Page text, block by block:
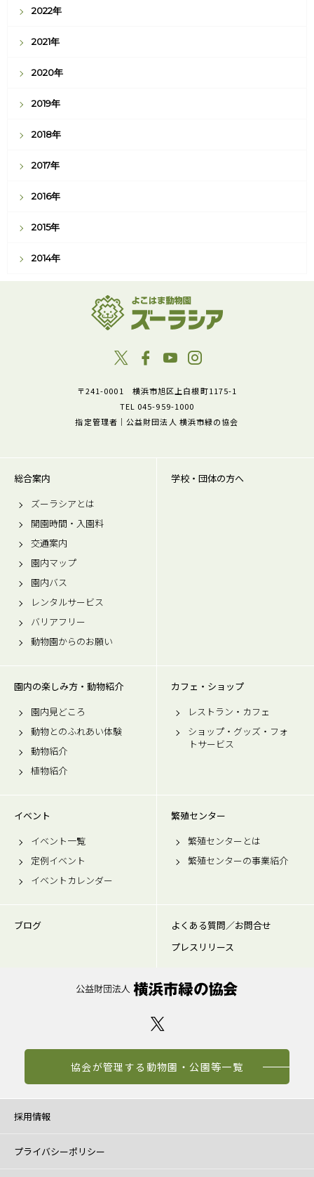
2022年
2021年
2020年
2019年
2018年
2017年
2016年
2015年
2014年
〒241-0001 横浜市旭区上白根町1175-1
TEL 045-959-1000
指定管理者｜公益財団法人 横浜市緑の協会
総合案内
ズーラシアとは
開園時間・入園料
交通案内
園内マップ
園内バス
レンタルサービス
バリアフリー
動物園からのお願い
学校・団体の方へ
園内の楽しみ方・動物紹介
園内見どころ
動物とのふれあい体験
動物紹介
植物紹介
カフェ・ショップ
レストラン・カフェ
ショップ・グッズ・フォ
トサービス
イベント
イベント一覧
定例イベント
イベントカレンダー
繁殖センター
繁殖センターとは
繁殖センターの事業紹介
ブログ
よくある質問／お問合せ
プレスリリース
協会が管理する動物園・公園等一覧
採用情報
プライバシーポリシー